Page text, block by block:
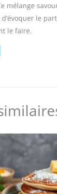
mélange
le
le faire.